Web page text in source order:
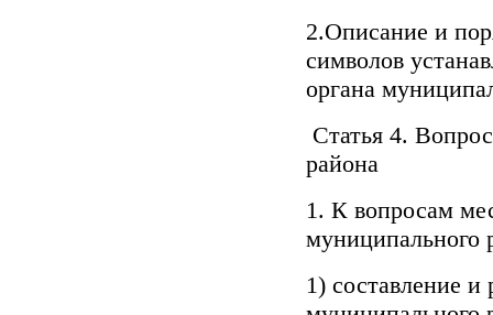
2.Описание и
символов
органа
Статья 4.
района
1. К вопросам
муниципального
1) составление